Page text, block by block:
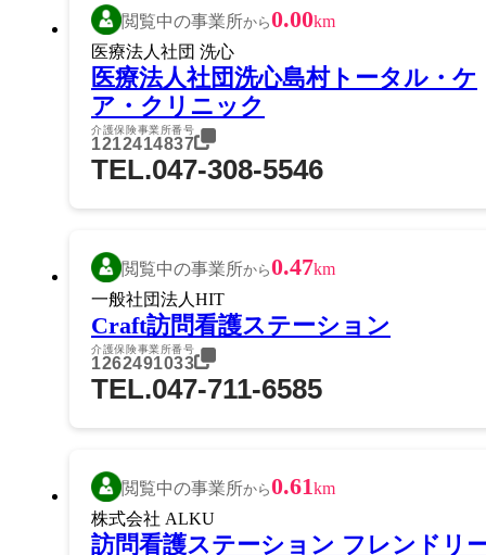
閲覧中の事業所から0.00km
医療法人社団 洗心
医療法人社団洗心島村トータル・ケ
ア・クリニック
介護保険事業所番号
1212414837
TEL.047-308-5546
閲覧中の事業所から0.47km
一般社団法人HIT
Craft訪問看護ステーション
介護保険事業所番号
1262491033
TEL.047-711-6585
閲覧中の事業所から0.61km
株式会社 ALKU
訪問看護ステーション フレンドリ